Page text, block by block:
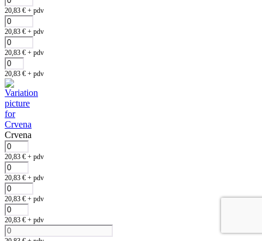
20,83 € + pdv
20,83 € + pdv
20,83 € + pdv
20,83 € + pdv
Crvena
20,83 € + pdv
20,83 € + pdv
20,83 € + pdv
20,83 € + pdv